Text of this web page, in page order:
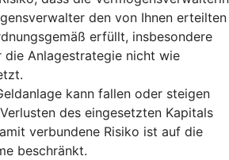
den von Ihnen erteilten
erfüllt, insbesondere
die Anlagestrategie nicht wie
kann fallen oder steigen
des eingesetzten Kapitals
verbundene Risiko ist auf die
beschränkt.